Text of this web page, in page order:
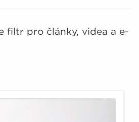
filtr pro články, videa a e-